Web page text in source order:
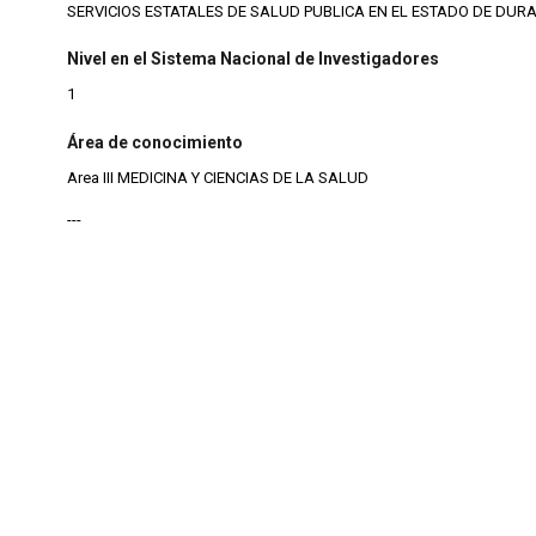
SERVICIOS ESTATALES DE SALUD PUBLICA EN EL ESTADO DE
Nivel en el Sistema Nacional de Investigadores
1
Área de conocimiento
Area III MEDICINA Y CIENCIAS DE LA SALUD
---